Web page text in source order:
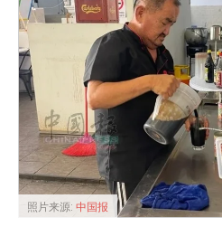
照片来源: 中国报